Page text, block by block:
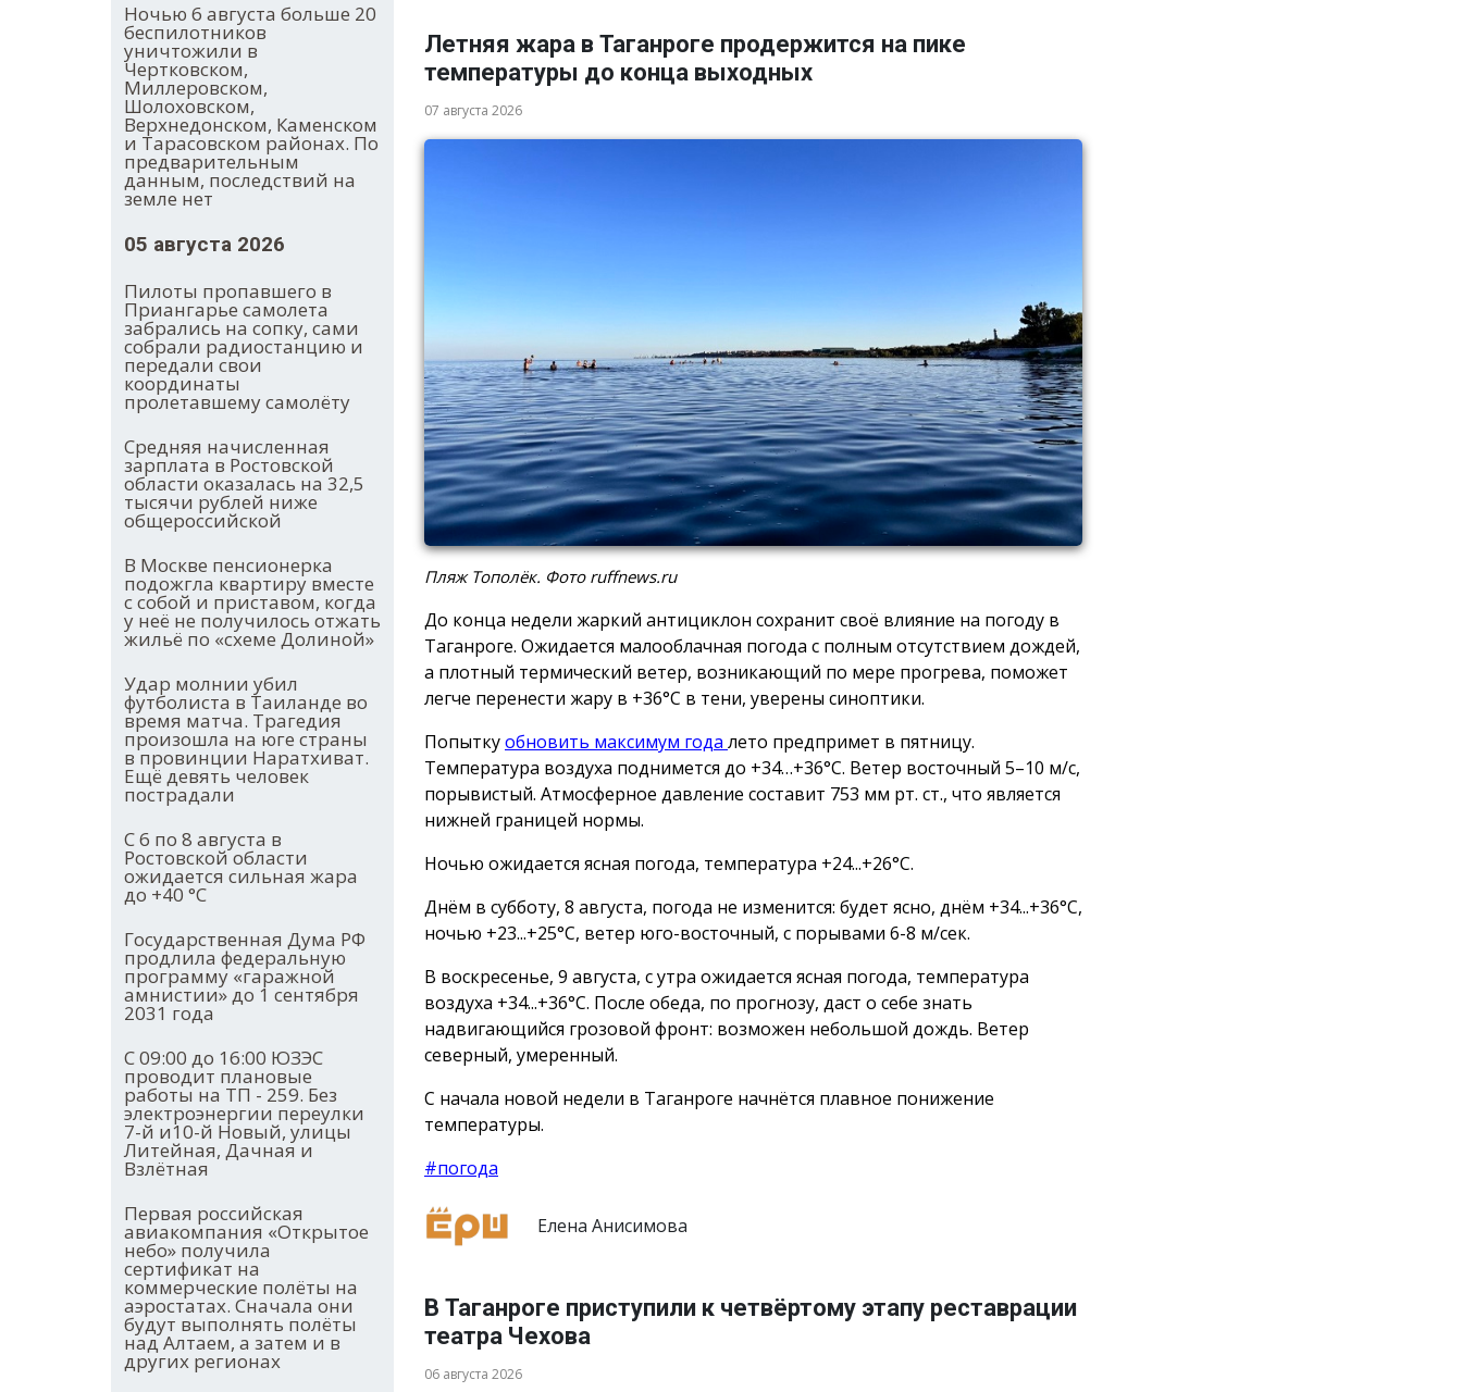
Ночью 6 августа больше 20
беспилотников
уничтожили в
Чертковском,
Миллеровском,
Шолоховском,
Верхнедонском, Каменском
и Тарасовском районах. По
предварительным
данным, последствий на
земле нет
05 августа 2026
Пилоты пропавшего в
Приангарье самолета
забрались на сопку, сами
собрали радиостанцию и
передали свои
координаты
пролетавшему самолёту
Средняя начисленная
зарплата в Ростовской
области оказалась на 32,5
тысячи рублей ниже
общероссийской
В Москве пенсионерка
подожгла квартиру вместе
с собой и приставом, когда
у неё не получилось отжать
жильё по «схеме Долиной»
Удар молнии убил
футболиста в Таиланде во
время матча. Трагедия
произошла на юге страны
в провинции Наратхиват.
Ещё девять человек
пострадали
С 6 по 8 августа в
Ростовской области
ожидается сильная жара
до +40 °С
Государственная Дума РФ
продлила федеральную
программу «гаражной
амнистии» до 1 сентября
2031 года
С 09:00 до 16:00 ЮЗЭС
проводит плановые
работы на ТП - 259. Без
электроэнергии переулки
7-й и10-й Новый, улицы
Литейная, Дачная и
Взлётная
Первая российская
авиакомпания «Открытое
небо» получила
сертификат на
коммерческие полёты на
аэростатах. Сначала они
будут выполнять полёты
над Алтаем, а затем и в
других регионах
Летняя жара в Таганроге продержится на пике
температуры до конца выходных
07 августа 2026
Пляж Тополёк. Фото ruffnews.ru
До конца недели жаркий антициклон сохранит своё влияние на погоду в
Таганроге. Ожидается малооблачная погода с полным отсутствием дождей,
а плотный термический ветер, возникающий по мере прогрева, поможет
легче перенести жару в +36°С в тени, уверены синоптики.
Попыткуобновить максимум года лето предпримет в пятницу.
Температура воздуха поднимется до +34…+36°С. Ветер восточный 5–10 м/с,
порывистый. Атмосферное давление составит 753 мм рт. ст., что является
нижней границей нормы.
Ночью ожидается ясная погода, температура +24...+26°С.
Днём в субботу, 8 августа, погода не изменится: будет ясно, днём +34...+36°С,
ночью +23...+25°С, ветер юго-восточный, с порывами 6-8 м/сек.
В воскресенье, 9 августа, с утра ожидается ясная погода, температура
воздуха +34...+36°С. После обеда, по прогнозу, даст о себе знать
надвигающийся грозовой фронт: возможен небольшой дождь. Ветер
северный, умеренный.
С начала новой недели в Таганроге начнётся плавное понижение
температуры.
#погода
Елена Анисимова
В Таганроге приступили к четвёртому этапу реставрации
театра Чехова
06 августа 2026